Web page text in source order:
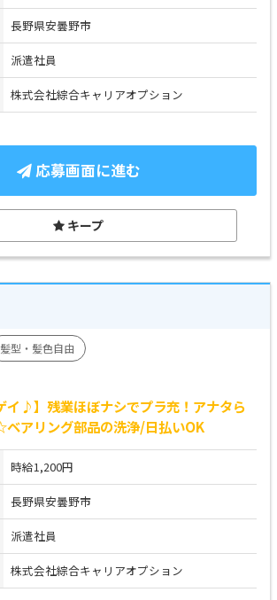
長野県安曇野市
派遣社員
株式会社綜合キャリアオプション
応募画面に進む
キープ
髪型・髪色自由
イ♪】残業ほぼナシでプラ充！アナタら
アリング部品の洗浄/日払いOK
時給1,200円
長野県安曇野市
派遣社員
株式会社綜合キャリアオプション